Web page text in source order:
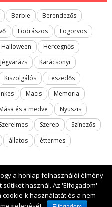
Barbie
Berendezős
Fodrászos
Fogorvos
Halloween
Hercegnős
Jégvarázs
Karácsonyi
Kiszolgálós
Leszedős
Macis
Memoria
és a medve
Nyuszis
Szerep
Színezős
állatos
éttermes
a honlap felhasználói élmény
használ. Az 'Elfogadom'
k használatát és a nem